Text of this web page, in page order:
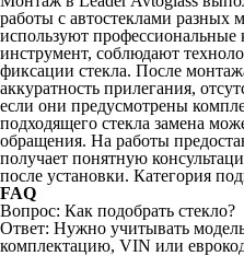
работы с автостеклами разных
используют
инструмент, соблюдают
фиксации стекла. После
аккуратность прилегания,
если они предусмотрены
подходящего стекла замена
обращения. На работы
получает понятную
после установки. Категория
FAQ
Вопрос: Как подобрать стекло?
Ответ: Нужно учитывать
комплектацию, VIN или